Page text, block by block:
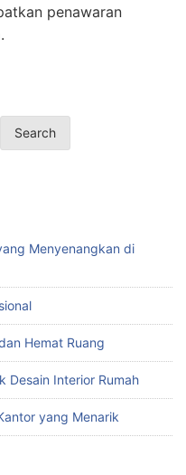
penawaran
Search
Menyenangkan di
Hemat Ruang
Desain Interior Rumah
yang Menarik